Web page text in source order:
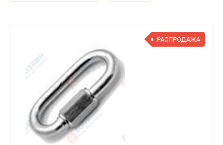
РАСПРОДАЖА